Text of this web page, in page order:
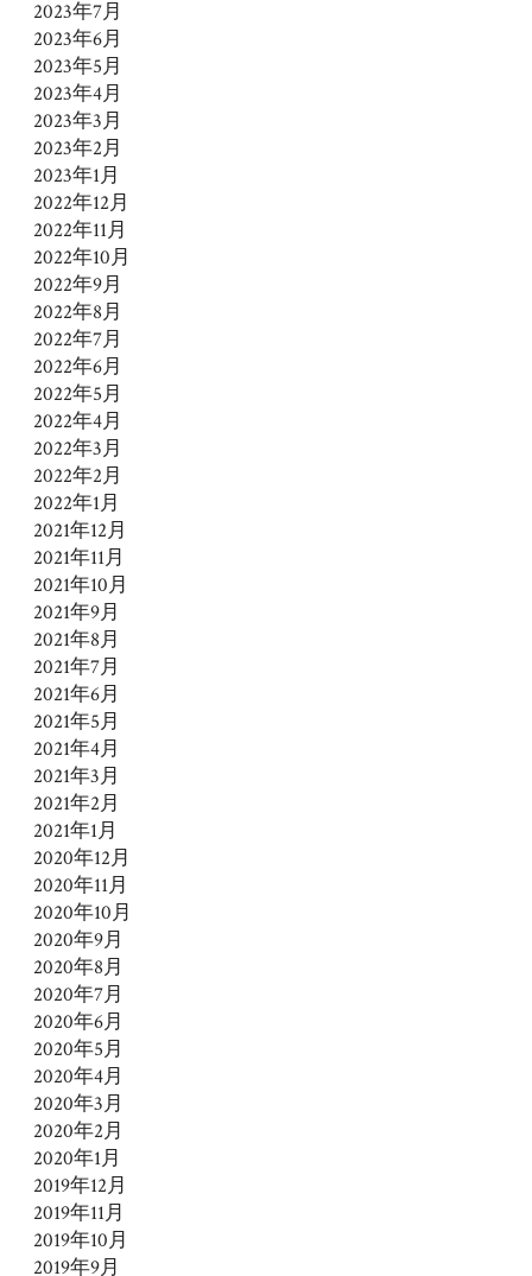
2023年7月
2023年6月
2023年5月
2023年4月
2023年3月
2023年2月
2023年1月
2022年12月
2022年11月
2022年10月
2022年9月
2022年8月
2022年7月
2022年6月
2022年5月
2022年4月
2022年3月
2022年2月
2022年1月
2021年12月
2021年11月
2021年10月
2021年9月
2021年8月
2021年7月
2021年6月
2021年5月
2021年4月
2021年3月
2021年2月
2021年1月
2020年12月
2020年11月
2020年10月
2020年9月
2020年8月
2020年7月
2020年6月
2020年5月
2020年4月
2020年3月
2020年2月
2020年1月
2019年12月
2019年11月
2019年10月
2019年9月